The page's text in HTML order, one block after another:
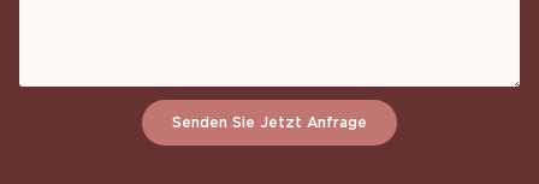
Senden Sie Jetzt Anfrage